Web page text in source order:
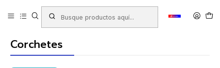
Productos LIBRERIA Oficina Artículos de Escritorio
Metales Corchetes
Corchetes